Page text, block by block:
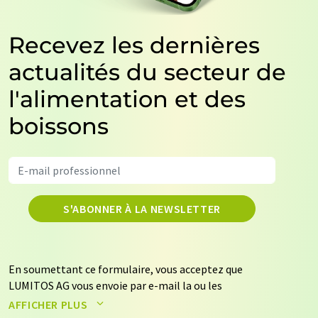
Recevez les dernières
actualités du secteur de
l'alimentation et des
boissons
S'ABONNER À LA NEWSLETTER
En soumettant ce formulaire, vous acceptez que
LUMITOS AG vous envoie par e-mail la ou les
newsletters sélectionnées ci-dessus. Vos données ne
AFFICHER PLUS